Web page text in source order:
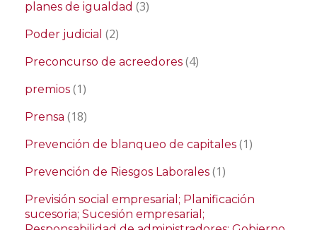
planes de igualdad (3)
Poder judicial (2)
Preconcurso de acreedores (4)
premios (1)
Prensa (18)
Prevención de blanqueo de capitales (1)
Prevención de Riesgos Laborales (1)
Previsión social empresarial; Planificación
sucesoria; Sucesión empresarial;